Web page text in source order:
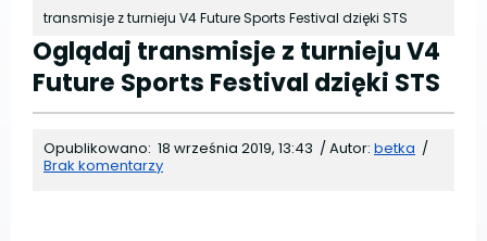
transmisje z turnieju V4 Future Sports Festival dzięki STS
Oglądaj transmisje z turnieju V4
Future Sports Festival dzięki STS
Opublikowano: 18 września 2019, 13:43 /Autor: betka /
Brak komentarzy